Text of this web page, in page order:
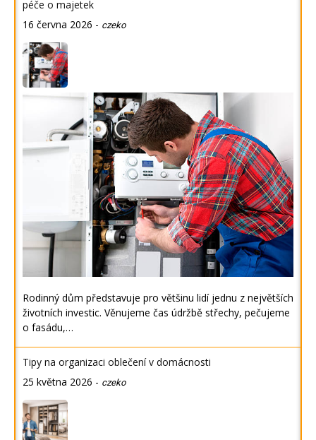
péče o majetek
16 června 2026 - czeko
Rodinný dům představuje pro většinu lidí jednu z největších
životních investic. Věnujeme čas údržbě střechy, pečujeme
o fasádu,…
Tipy na organizaci oblečení v domácnosti
25 května 2026 - czeko